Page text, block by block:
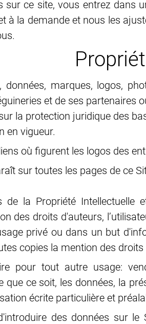
sur ce site, vous entrez dans
à la demande et nous les
marques, logos,
et de ses
la protection juridique des
en vigueur.
où figurent les logos des
sur toutes les pages de ce
la Propriété
des droits d'auteurs,
privé ou dans un but
copies la mention des droits
pour tout autre usage:
que ce soit, les données, la
écrite particulière et
des données sur